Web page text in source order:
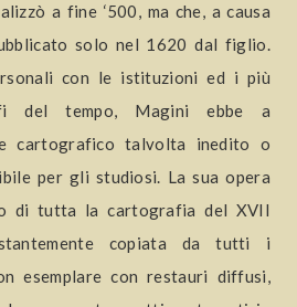
a fine ‘500, ma che, a causa
solo nel 1620 dal figlio.
con le istituzioni ed i più
del tempo, Magini ebbe a
cartografico talvolta inedito o
per gli studiosi. La sua opera
di tutta la cartografia del XVII
copiata da tutti i
esemplare con restauri diffusi,